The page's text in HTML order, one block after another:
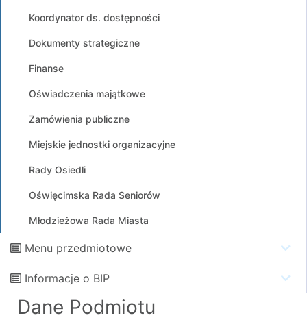
Koordynator ds. dostępności
Dokumenty strategiczne
Finanse
Oświadczenia majątkowe
Zamówienia publiczne
Miejskie jednostki organizacyjne
Rady Osiedli
Oświęcimska Rada Seniorów
Młodzieżowa Rada Miasta
Menu przedmiotowe
Informacje o BIP
Dane Podmiotu